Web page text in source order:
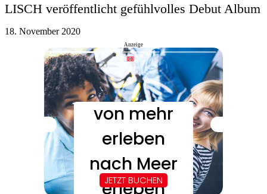
LISCH veröffentlicht gefühlvolles Debut Album
18. November 2020
Anzeige